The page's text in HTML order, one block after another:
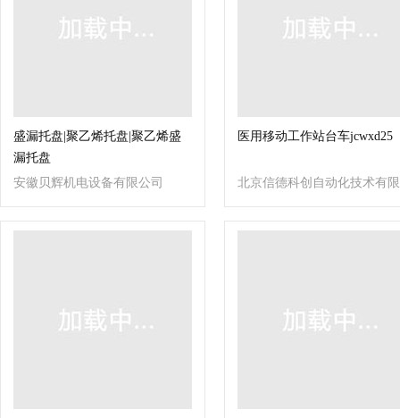
盛漏托盘|聚乙烯托盘|聚乙烯盛
漏托盘
安徽贝辉机电设备有限公司
医用移动工作站台车jcwxd25
北京信德科创自动化技术有限
公司